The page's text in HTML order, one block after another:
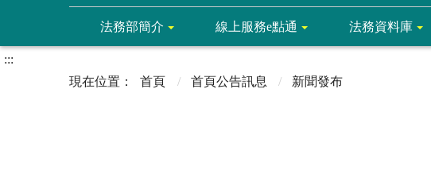
法務部簡介 線上服務e點通 法務資料庫
:::
首頁
首頁公告訊息 新聞發布